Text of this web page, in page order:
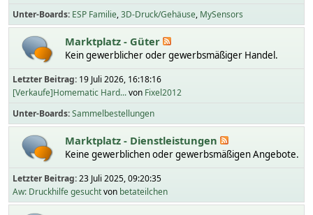
Unter-Boards ESP Familie 3D-Druck/Gehäuse MySensors
Marktplatz - Güter
Kein gewerblicher oder gewerbsmäßiger Handel.
Letzter Beitrag: 19 Juli 2026, 16:18:16
[Verkaufe]Homematic Hard...von Fixel2012
Unter-Boards Sammelbestellungen
Marktplatz - Dienstleistungen
Keine gewerblichen oder gewerbsmäßigen Angebote.
Letzter Beitrag:23 Juli 2025, 09:20:35
Aw: Druckhilfe gesuchtvon betateilchen